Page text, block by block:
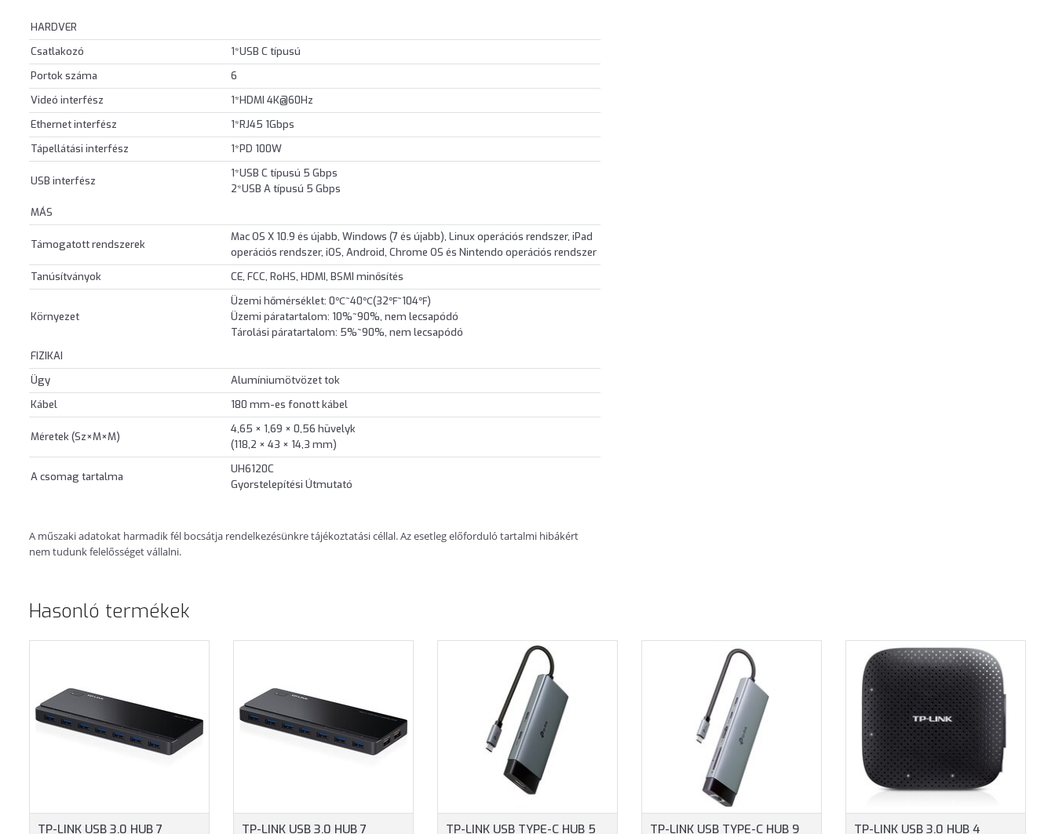
HARDVER
Csatlakozó
1*USB C típusú
Portok száma
6
Videó interfész
1*HDMI 4K@60Hz
Ethernet interfész
1*RJ45 1Gbps
Tápellátási interfész
1*PD 100W
USB interfész
1*USB C típusú 5 Gbps
2*USB A típusú 5 Gbps
MÁS
Támogatott rendszerek
Mac OS X 10.9 és újabb, Windows (7 és újabb), Linux operációs rendszer, iPad
operációs rendszer, iOS, Android, Chrome OS és Nintendo operációs rendszer
Tanúsítványok
CE, FCC, RoHS, HDMI, BSMI minősítés
Környezet
Üzemi hőmérséklet: 0℃~40℃(32℉~104℉)
Üzemi páratartalom: 10%~90%, nem lecsapódó
Tárolási páratartalom: 5%~90%, nem lecsapódó
FIZIKAI
Ügy
Alumíniumötvözet tok
Kábel
180 mm-es fonott kábel
Méretek (Sz×M×M)
4,65 × 1,69 × 0,56 hüvelyk
(118,2 × 43 × 14,3 mm)
A csomag tartalma
UH6120C
Gyorstelepítési Útmutató
A műszaki adatokat harmadik fél bocsátja rendelkezésünkre tájékoztatási céllal. Az esetleg előforduló tartalmi hibákért
nem tudunk felelősséget vállalni.
Hasonló termékek
TP-LINK USB 3.0 HUB 7
TP-LINK USB 3.0 HUB 7
TP-LINK USB TYPE-C HUB 5
TP-LINK USB TYPE-C HUB 9
TP-LINK USB 3.0 HUB 4